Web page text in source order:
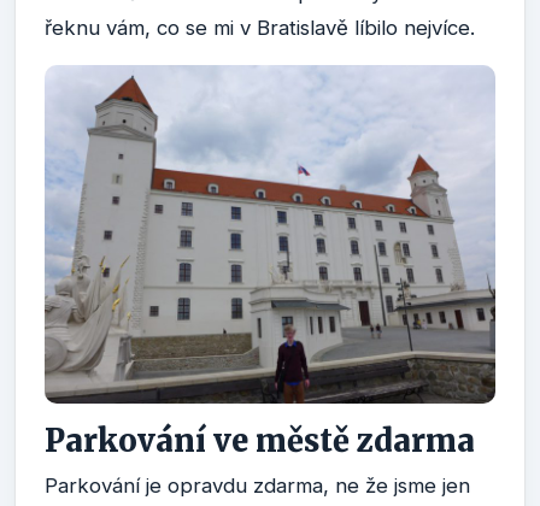
řeknu vám, co se mi v Bratislavě líbilo nejvíce.
Parkování ve městě zdarma
Parkování je opravdu zdarma, ne že jsme jen